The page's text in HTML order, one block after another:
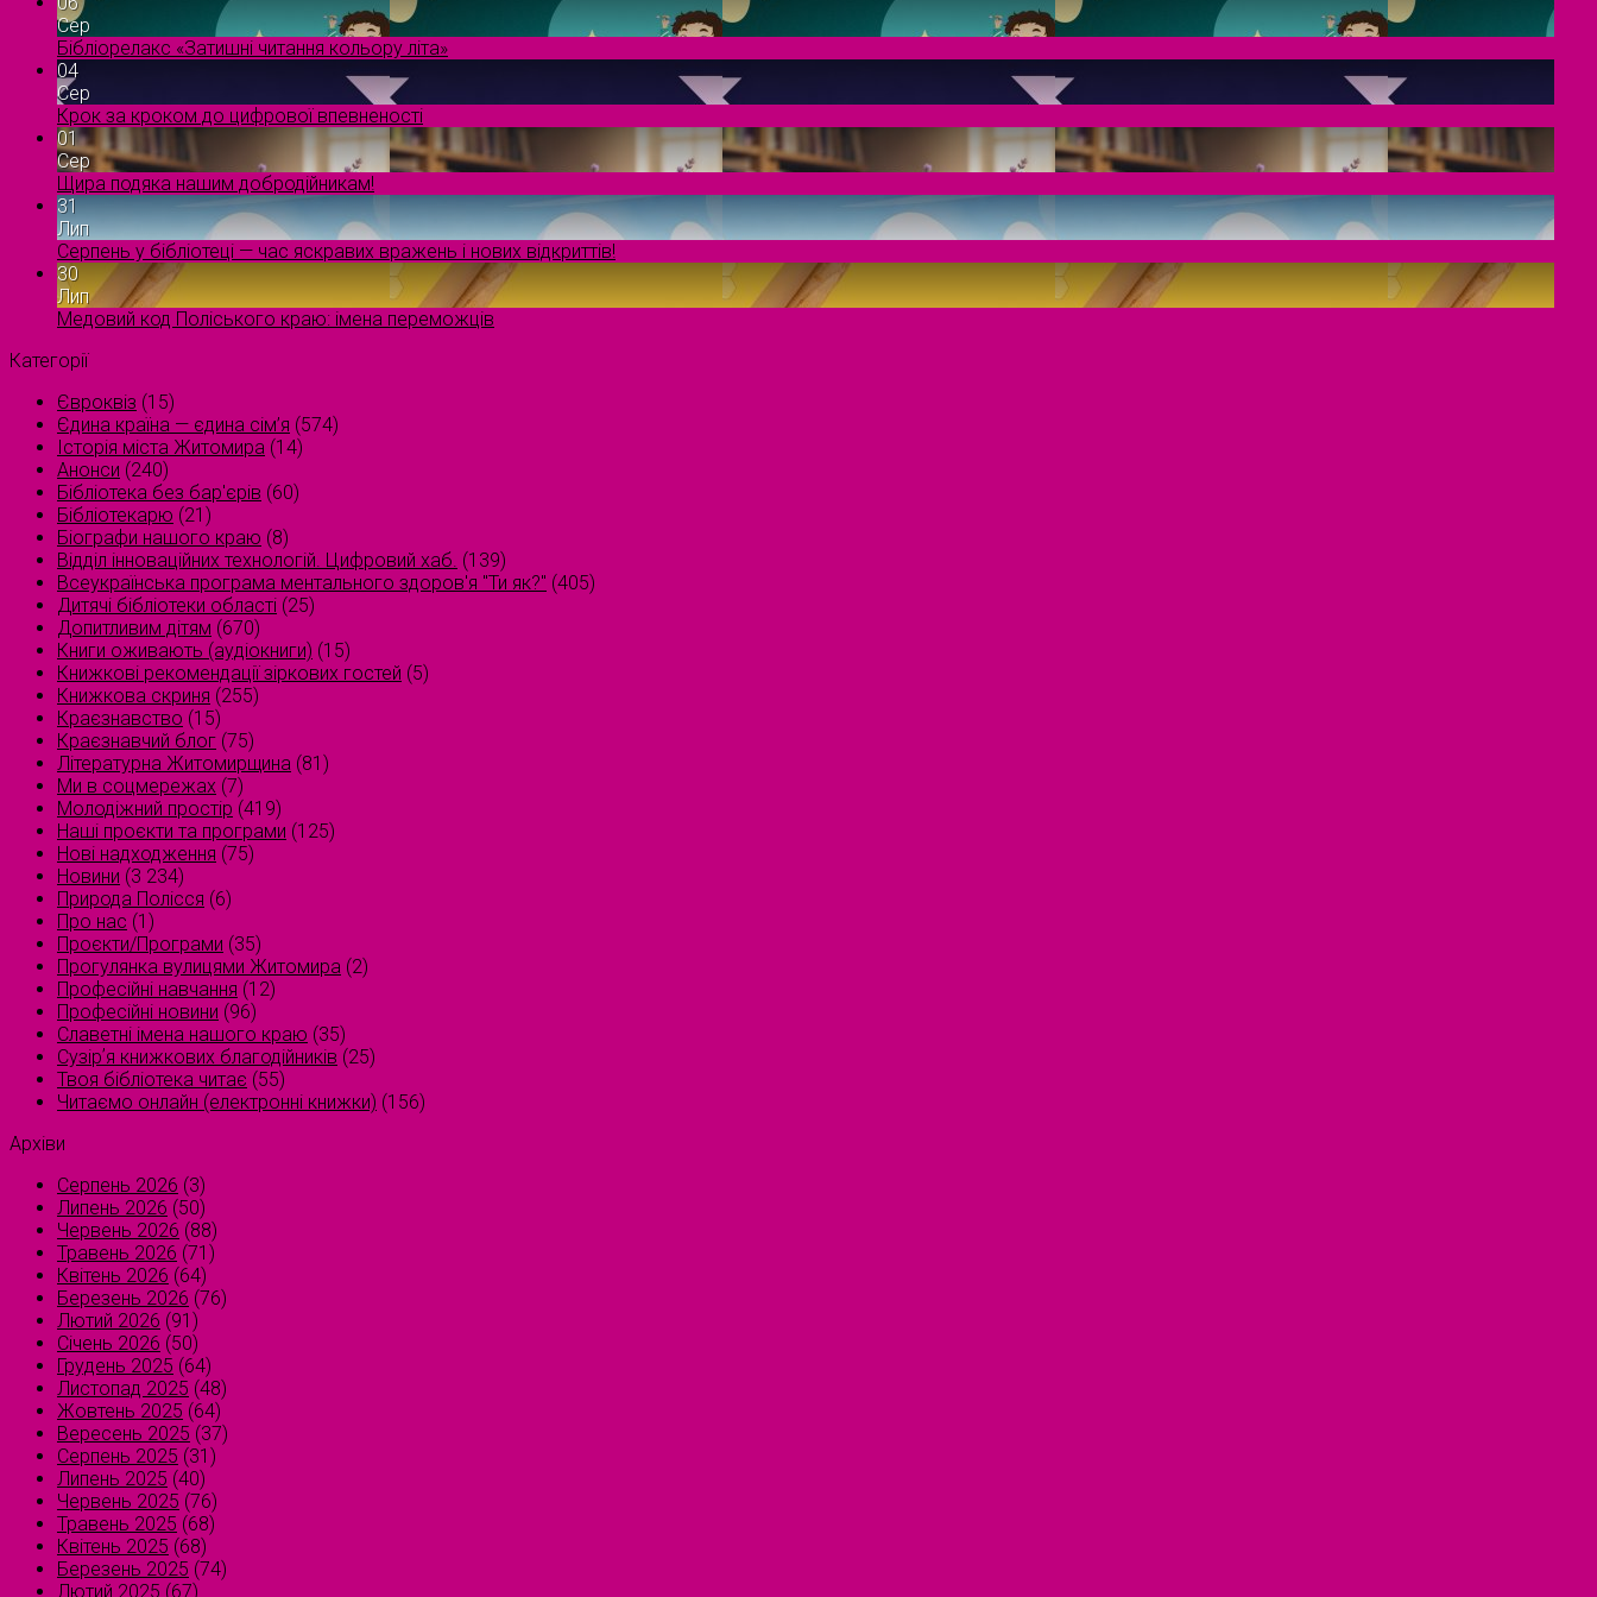
Сер
Бібліорелакс «Затишні читання кольору літа»
04
Сер
Крок за кроком до цифрової впевненості
01
Сер
Щира подяка нашим добродійникам!
31
Лип
Серпень у бібліотеці — час яскравих вражень і нових відкриттів!
30
Лип
Медовий код Поліського краю: імена переможців
Категорії
Євроквіз (15)
Єдина країна — єдина сім’я (574)
Історія міста Житомира (14)
Анонси (240)
Бібліотека без бар'єрів (60)
Бібліотекарю (21)
Біографи нашого краю (8)
Відділ інноваційних технологій. Цифровий хаб. (139)
Всеукраїнська програма ментального здоров'я "Ти як?" (405)
Дитячі бібліотеки області (25)
Допитливим дітям (670)
Книги оживають (аудіокниги) (15)
Книжкові рекомендації зіркових гостей (5)
Книжкова скриня (255)
Краєзнавство (15)
Краєзнавчий блог (75)
Літературна Житомирщина (81)
Ми в соцмережах (7)
Молодіжний простір (419)
Наші проєкти та програми (125)
Нові надходження (75)
Новини (3 234)
Природа Полісся (6)
Про нас (1)
Проєкти/Програми (35)
Прогулянка вулицями Житомира (2)
Професійні навчання (12)
Професійні новини (96)
Славетні імена нашого краю (35)
Сузірʼя книжкових благодійників (25)
Твоя бібліотека читає (55)
Читаємо онлайн (електронні книжки) (156)
Архіви
Серпень 2026 (3)
Липень 2026 (50)
Червень 2026 (88)
Травень 2026 (71)
Квітень 2026 (64)
Березень 2026 (76)
Лютий 2026 (91)
Січень 2026 (50)
Грудень 2025 (64)
Листопад 2025 (48)
Жовтень 2025 (64)
Вересень 2025 (37)
Серпень 2025 (31)
Липень 2025 (40)
Червень 2025 (76)
Травень 2025 (68)
Квітень 2025 (68)
Березень 2025 (74)
Лютий 2025 (67)